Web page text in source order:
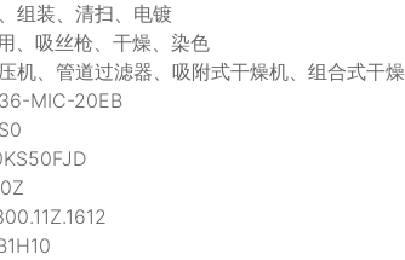
组装、清扫、电镀
、吸丝枪、干燥、染色
机、管道过滤器、吸附式干燥机、组合式干
MIC-20EB